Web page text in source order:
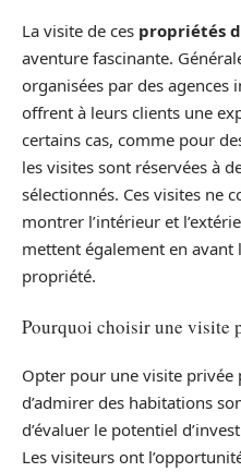
La visite de ces propriétés
aventure fascinante.
organisées par des agences
offrent à leurs clients une
certains cas, comme pour
les visites sont réservées à
sélectionnés. Ces visites ne
montrer l’intérieur et
mettent également en avant
propriété.
Pourquoi choisir une visite
Opter pour une visite
d’admirer des habitations
d’évaluer le potentiel
Les visiteurs ont